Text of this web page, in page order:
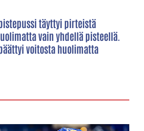
täyttyi pirteistä
vain yhdellä pisteellä.
voitosta huolimatta